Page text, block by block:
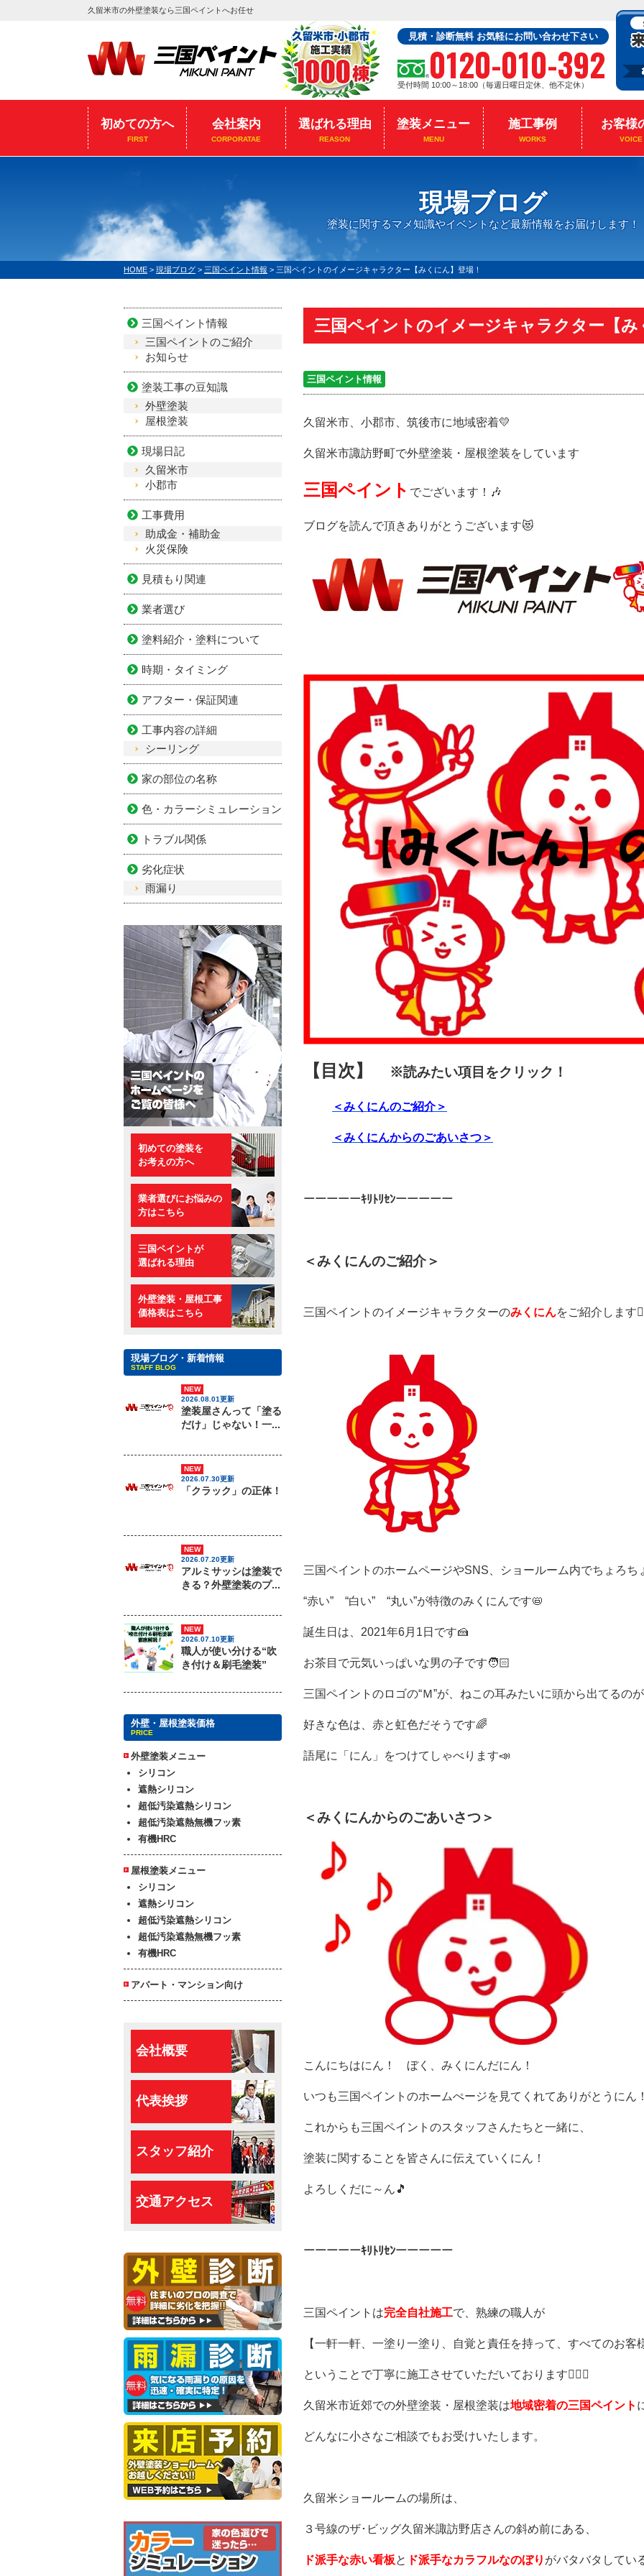
久留米市の外壁塗装なら三国ペイントへお任せ
見積・診断無料 お気軽にお問い合わせ下さい
0120-010-392
受付時間 10:00～18:00（毎週日曜日定休、他不定休）
初めての方へ
FIRST
会社案内
CORPORATAE
選ばれる理由
REASON
塗装メニュー
MENU
施工事例
WORKS
お客様
VOICE
現場ブログ
塗装に関するマメ知識やイベントなど最新情報をお届けします！
HOME > 現場ブログ > 三国ペイント情報 > 三国ペイントのイメージキャラクター【みくにん】登場！
三国ペイントのイメージキャラクター【み
三国ペイント情報
久留米市、小郡市、筑後市に地域密着💛
久留米市諏訪野町で外壁塗装・屋根塗装をしています
三国ペイント でございます！🎶
ブログを読んで頂きありがとうございます😻
【目次】 ※読みたい項目をクリック！
＜みくにんのご紹介＞
＜みくにんからのごあいさつ＞
ーーーーーｷﾘﾄﾘｾﾝーーーーー
＜みくにんのご紹介＞
三国ペイントのイメージキャラクターのみくにんをご紹介します
三国ペイントのホームページやSNS、ショールーム内でちょろち
“赤い” “白い” “丸い”が特徴のみくにんです📛
誕生日は、2021年6月1日です🍰
お茶目で元気いっぱいな男の子です🧑🏻
三国ペイントのロゴの“Ｍ”が、ねこの耳みたいに頭から出てるの
好きな色は、赤と虹色だそうです🌈
語尾に「にん」をつけてしゃべります📣
＜みくにんからのごあいさつ＞
こんにちはにん！ ぼく、みくにんだにん！
いつも三国ペイントのホームぺージを見てくれてありがとうにん！
これからも三国ペイントのスタッフさんたちと一緒に、
塗装に関することを皆さんに伝えていくにん！
よろしくだに～ん🎵
ーーーーーｷﾘﾄﾘｾﾝーーーーー
三国ペイントは完全自社施工で、 熟練の職人が
【一軒一軒、一塗り一塗り、 自覚と責任を持って、 すべてのお客
ということで丁寧に施工させていただいております🙇🏻‍♀️
久留米市近郊での外壁塗装・屋根塗装は地域密着の三国ペイント
どんなに小さなご相談でもお受けいたします。
久留米ショールームの場所は、
３号線のザ･ビッグ久留米諏訪野店さんの斜め前にある、
ド派手な赤い看板と ド派手なカラフルなのぼり がバタバタしてい
三国ペイント情報
三国ペイントのご紹介
お知らせ
塗装工事の豆知識
外壁塗装
屋根塗装
現場日記
久留米市
小郡市
工事費用
助成金・補助金
火災保険
見積もり関連
業者選び
塗料紹介・塗料について
時期・タイミング
アフター・保証関連
工事内容の詳細
シーリング
家の部位の名称
色・カラーシミュレーション
トラブル関係
劣化症状
雨漏り
初めての塗装を
お考えの方へ
業者選びにお悩みの
方はこちら
三国ペイントが
選ばれる理由
外壁塗装・屋根工事
価格表はこちら
現場ブログ・新着情報
STAFF BLOG
NEW
2026.08.01更新
塗装屋さんって「塗る
だけ」じゃない！一...
NEW
2026.07.30更新
「クラック」の正体！
NEW
2026.07.20更新
アルミサッシは塗装で
きる？外壁塗装のプ...
NEW
2026.07.10更新
職人が使い分ける“吹
き付け＆刷毛塗装”
外壁・屋根塗装価格
PRICE
外壁塗装メニュー
シリコン
遮熱シリコン
超低汚染遮熱シリコン
超低汚染遮熱無機フッ素
有機HRC
屋根塗装メニュー
シリコン
遮熱シリコン
超低汚染遮熱シリコン
超低汚染遮熱無機フッ素
有機HRC
アパート・マンション向け
会社概要
代表挨拶
スタッフ紹介
交通アクセス